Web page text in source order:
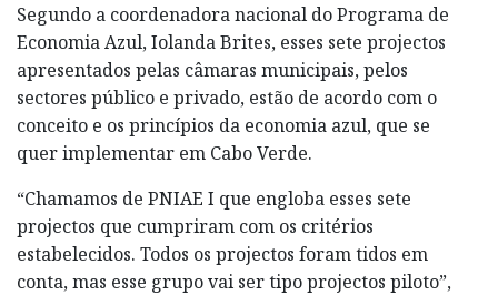
Segundo a coordenadora nacional do Programa de
Economia Azul, Iolanda Brites, esses sete projectos
apresentados pelas câmaras municipais, pelos
sectores público e privado, estão de acordo com o
conceito e os princípios da economia azul, que se
quer implementar em Cabo Verde.
“Chamamos de PNIAE I que engloba esses sete
projectos que cumpriram com os critérios
estabelecidos. Todos os projectos foram tidos em
conta, mas esse grupo vai ser tipo projectos piloto”,